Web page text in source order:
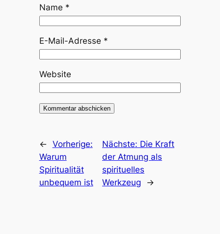
Name *
E-Mail-Adresse *
Website
← Vorherige:
Warum
Spiritualität
unbequem ist
Nächste: Die Kraft
der Atmung als
spirituelles
Werkzeug
→